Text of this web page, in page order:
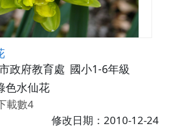
政府教育處 國小1-6年級
色水仙花
載數4
修改日期：2010-12-24